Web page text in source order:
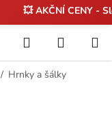
💥 AKČNÍ CENY -
Hledat
KOŠÍK
/ Hrnky a šálky